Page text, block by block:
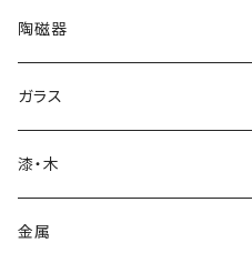
陶磁器
片瀬和宏 kazuhiro katase
急須・ポット
マグカップ、カップ＆ソーサー
橋本忍 shinobu hashimoto
マグカップ
岡崎慧佑 keisuke okazaki
ガラス
glass atelier えむに
鈴木努 tsutomu suzuki
漆・木
塗師・中野知昭 tomoaki nakano
金属